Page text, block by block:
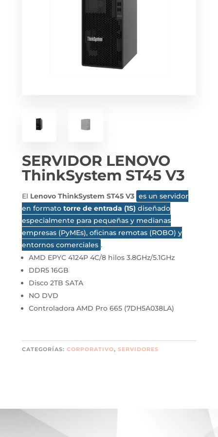
SERVIDOR LENOVO
ThinkSystem ST45 V3
El Lenovo ThinkSystem ST45 V3 es un servidor
en formato torre de entrada (1S) diseñado
especialmente para pequeñas y medianas
empresas (PyMEs), oficinas remotas (ROBO) y
entornos comerciales .
AMD EPYC 4124P 4C/8 hilos 3.8GHz/5.1GHz
DDR5 16GB
Disco 2TB SATA
NO DVD
Controladora AMD Pro 665 (7DH5A038LA)
CATEGORÍAS: CORPORATIVO, SERVIDORES